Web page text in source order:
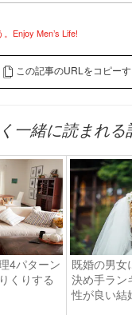
Enjoy Men’s Life!
この記事のURLをコピー
一緒に読まれる
4パターン
くりする
既婚の男女
決め手ラン
性が良い結